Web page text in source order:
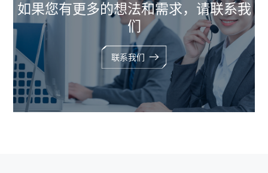
如果您有更多的想法和需求，请联系我
们
联系我们